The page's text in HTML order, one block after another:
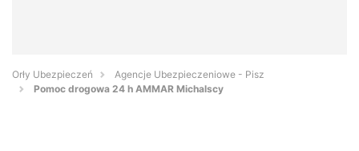
Orły Ubezpieczeń
Agencje Ubezpieczeniowe - Pisz
Pomoc drogowa 24 h AMMAR Michalscy